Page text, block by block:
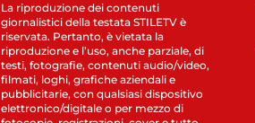
La riproduzione dei contenuti
giornalistici della testata STILETV è
riservata. Pertanto, è vietata la
riproduzione e l’uso, anche parziale, di
testi, fotografie, contenuti audio/video,
filmati, loghi, grafiche aziendali e
pubblicitarie, con qualsiasi dispositivo
elettronico/digitale o per mezzo di